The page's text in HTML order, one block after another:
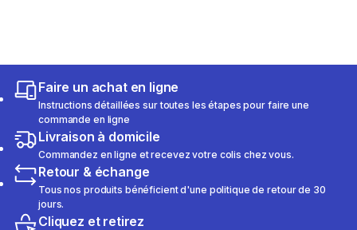
Faire un achat en ligne
Instructions détaillées sur toutes les étapes pour faire une
commande en ligne
Livraison à domicile
Commandez en ligne et recevez votre colis chez vous.
Retour & échange
Tous nos produits bénéficient d'une politique de retour de 30
jours.
Cliquez et retirez